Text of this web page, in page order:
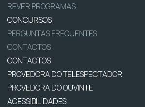
REVER PROGRAMAS
CONCURSOS
PERGUNTAS FREQUENTES
CONTACTOS
CONTACTOS
PROVEDORA DO TELESPECTADOR
PROVEDORA DO OUVINTE
ACESSIBILIDADES